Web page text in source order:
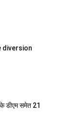
diversion
डीएम समेत 21